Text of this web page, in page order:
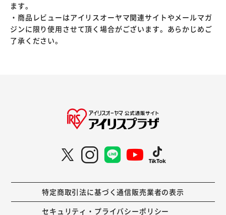
ます。
・商品レビューはアイリスオーヤマ関連サイトやメールマガ
ジンに限り使用させて頂く場合がございます。あらかじめご
了承ください。
特定商取引法に基づく通信販売業者の表示
セキュリティ・プライバシーポリシー